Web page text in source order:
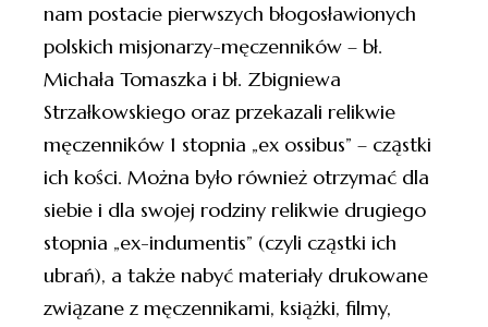
nam postacie pierwszych błogosławionych
polskich misjonarzy-męczenników – bł.
Michała Tomaszka i bł. Zbigniewa
Strzałkowskiego oraz przekazali relikwie
męczenników 1 stopnia „ex ossibus” – cząstki
ich kości. Można było również otrzymać dla
siebie i dla swojej rodziny relikwie drugiego
stopnia „ex-indumentis” (czyli cząstki ich
ubrań), a także nabyć materiały drukowane
związane z męczennikami, książki, filmy,